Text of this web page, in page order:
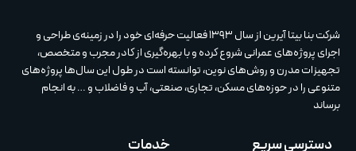
شرکت بنا بیتا آیرین از سال 1393 فعالیت حرفه‌ای خود را در زمینه‌ی طراحی و
اجرای پروژه‌های عمرانی شروع کرده و با بهره‌گیری از کادر مجرب و متخصص،
تجهیزات مدرن و روش‌های نوین، توانسته است در طول این سال‌ها پروژه‌های
متنوعی را در حوزه‌های مسکن، تجاری، صنعتی، آب و فاضلاب و … به انجام
برساند
دسترسی سریع خدمات